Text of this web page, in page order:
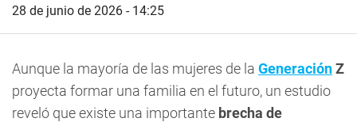
28 de junio de 2026 - 14:25
Aunque la mayoría de las mujeres de la GeneraciónZ
proyecta formar una familia en el futuro, un estudio
reveló que existe una importante brecha de